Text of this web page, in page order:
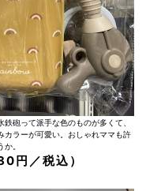
砲って派手な色のものが多くて、
カラーが可愛い。おしゃれママも許
。
円／税込）